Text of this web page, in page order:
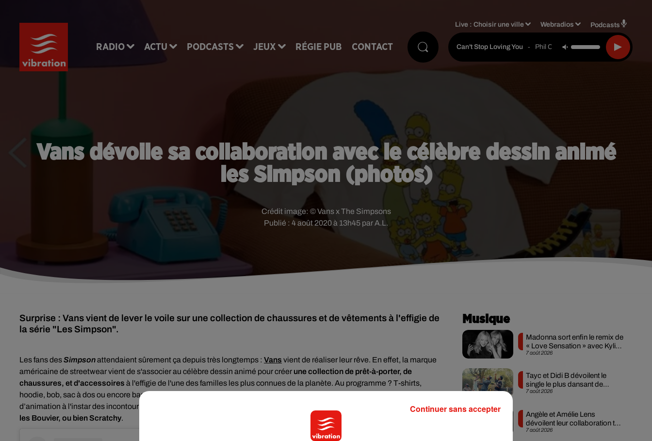
RADIO ACTU PODCASTS JEUX RÉGIE PUB CONTACT
Live :Choisir une ville Webradios Podcasts
Can't Stop Loving You - Phil Collins
Vans dévoile sa collaboration avec le célèbre dessin animé
les Simpson (photos)
Publié : 4 août 2020 à 13h45 par A.L.
Crédit image: © Vans x The Simpsons
Surprise : Vans vient de lever le voile sur une collection de chaussures et de vêtements à l'effigie de
la série "Les Simpson".
Les fans desSimpsonattendaient sûrement ça depuis très longtemps : Vans vient de réaliser leur rêve. En effet, la marque
américaine de streetwear vient de s'associer au célèbre dessin animé pour créer une collection de prêt-à-porter, de
chaussures, et d'accessoires à l'effigie de l'une des familles les plus connues de la planète. Au programme ? T-shirts,
hoodie, bob, sac à dos ou encore baskets iconiques, les plus belles pièces se parent des personnages de la série
d’animation à l'instar des incontournables
Homer, Marge, Bart, Lisa et Maggie, mais également des autres tels que Moe,
les Bouvier, ou bien Scratchy.
Musique
7 août 2026
Madonna sort enfin le remix de
« Love Sensation » avec Kylie
Minogue
7 août 2026
Tayc et Didi B dévoilent le
single le plus dansant de
l’année
7 août 2026
Angèle et Amélie Lens
dévoilent leur collaboration tant
attendue
Continuer sans accepter